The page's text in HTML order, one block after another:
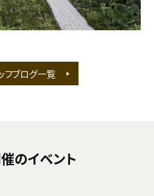
フブログ一覧
のイベント